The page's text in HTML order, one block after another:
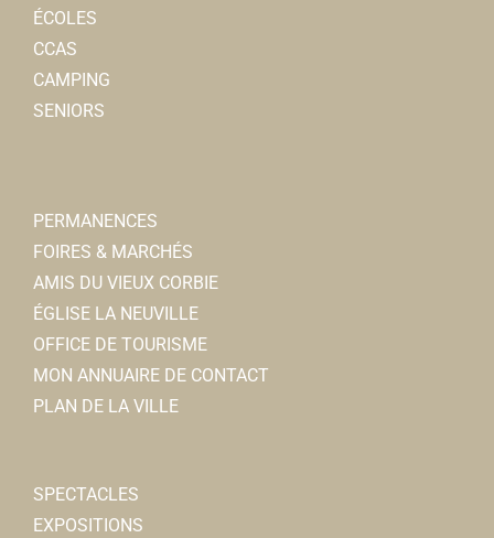
ÉCOLES
CCAS
CAMPING
SENIORS
PERMANENCES
FOIRES & MARCHÉS
AMIS DU VIEUX CORBIE
ÉGLISE LA NEUVILLE
OFFICE DE TOURISME
MON ANNUAIRE DE CONTACT
PLAN DE LA VILLE
SPECTACLES
EXPOSITIONS